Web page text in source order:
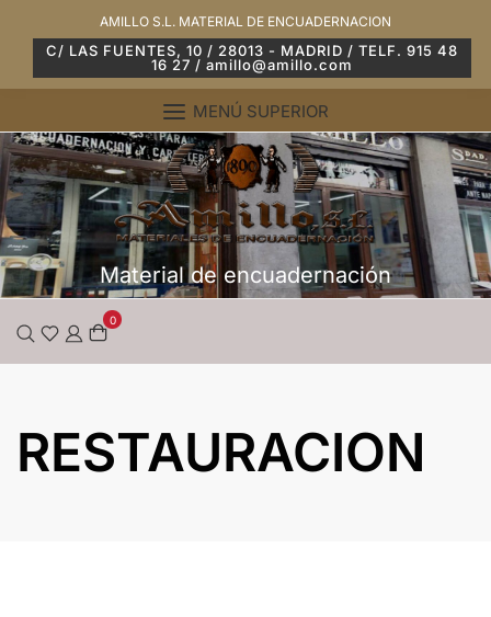
contenido
AMILLO S.L. MATERIAL DE ENCUADERNACION
C/ LAS FUENTES, 10 / 28013 - MADRID / TELF. 915 48
16 27 / amillo@amillo.com
MENÚ SUPERIOR
Material de encuadernación
0
RESTAURACION